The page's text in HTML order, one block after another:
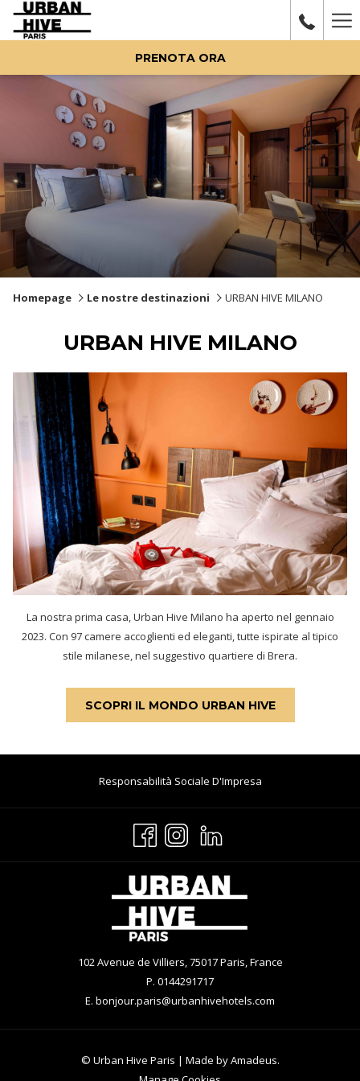
PRENOTA ORA
Homepage Le nostre destinazioni URBAN HIVE MILANO
URBAN HIVE MILANO
La nostra prima casa, Urban Hive Milano ha aperto nel gennaio
2023. Con 97 camere accoglienti ed eleganti, tutte ispirate al tipico
stile milanese, nel suggestivo quartiere di Brera.
SCOPRI IL MONDO URBAN HIVE
Responsabilità Sociale D'ImpresaSi
102 Avenue de Villiers, 75017 Paris, France
P. 0144291717
E. bonjour.paris@urbanhivehotels.com
© Urban Hive Paris | Made byAmadeus.